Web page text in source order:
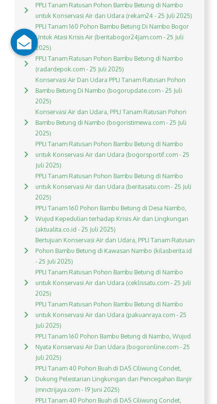
PPLI Tanam Ratusan Pohon Bambu Betung di Nambo
untuk Konservasi Air dan Udara (rekam24 - 25 Juli 2025)
PPLI Tanam 160 Pohon Bambu Betung Di Nambo Bogor
Untuk Atasi Krisis Air (beritabogor24jam.com - 25 Juli
2025)
PPLI Tanam Ratusan Pohon Bambu Betung di Nambo
(radardepok.com - 25 Juli 2025)
Konservasi Air Dan Udara PPLI Tanam Ratusan Pohon
Bambu Betung Di Nambo (bogorupdate.com - 25 Juli
2025)
Konservasi Air dan Udara, PPLI Tanam Ratusan Pohon
Bambu Betung di Nambo (bogoristimewa.com - 25 Juli
2025)
PPLI Tanam Ratusan Pohon Bambu Betung di Nambo
untuk Konservasi Air dan Udara (bogorsportif.com - 25
Juli 2025)
PPLI Tanam Ratusan Pohon Bambu Betung di Nambo
untuk Konservasi Air dan Udara (beritasatu.com - 25 Juli
2025)
PPLI Tanam 160 Pohon Bambu Betung di Desa Nambo,
Wujud Kepedulian terhadap Krisis Air dan Lingkungan
(aktualita.co.id - 25 Juli 2025)
Bertujuan Konservasi Air dan Udara, PPLI Tanam Ratusan
Pohon Bambu Betung di Kawasan Nambo (kilasberita.id
- 25 Juli 2025)
PPLI Tanam Ratusan Pohon Bambu Betung di Nambo
untuk Konservasi Air dan Udara (ceklissatu.com - 25 Juli
2025)
PPLI Tanam Ratusan Pohon Bambu Betung di Nambo
untuk Konservasi Air dan Udara (pakuanraya.com - 25
Juli 2025)
PPLI Tanam 160 Pohon Bambu Betung di Nambo, Wujud
Nyata Konservasi Air Dan Udara (bogoronline.com - 25
Juli 2025)
PPLI Tanam 40 Pohon Buah di DAS Ciliwung Condet,
Dukung Pelestarian Lingkungan dan Pencegahan Banjir
(mnctrijaya.com - 19 Juni 2025)
PPLI Tanam 40 Pohon Buah di DAS Ciliwung Condet,